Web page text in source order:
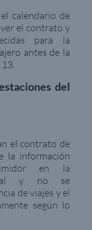
calendario de
el contrato y
para la
antes de la
del
el contrato de
la información
en la
y no se
de viajes y el
según lo